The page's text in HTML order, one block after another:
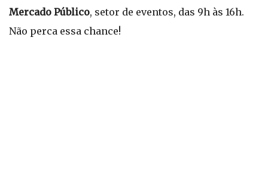
Mercado Público, setor de eventos, das 9h às 16h.
Não perca essa chance!